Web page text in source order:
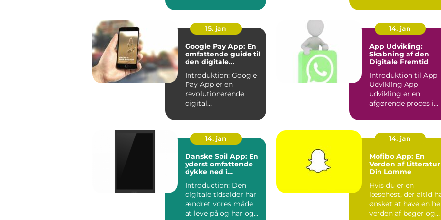
måden, vi ser
fjernsyn...
15. jan
Google Pay App: En
omfattende guide til
den digitale
Introduktion: Google
Pay App er en
revolutionerende
digital
giver brugerne m...
14. jan
App Udvikling:
Skabning af den
Digitale Fremtid
Introduktion til App
Udvikling App
udvikling er en
afgørende proces i
æra, hvo...
14. jan
Danske Spil App: En
yderst omfattende
dykke ned i
Introduction: Den
digitale tidsalder har
ændret vores måde
at leve på og har også
14. jan
Mofibo App: En
Verden af
Din Lomme
Hvis du er en
læsehest, der altid
ønsket at have en hel
verden af bøger og